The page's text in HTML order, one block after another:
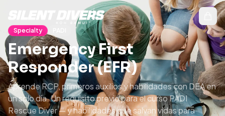
Specialty
Emergency First
Responder (EFR)
Aprende RCP, primeros auxilios y habilidades con DEA en
un solo día. Un requisito previo para el curso PADI
Rescue Diver — y habilidades que salvan vidas para